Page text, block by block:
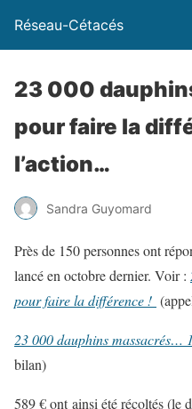
Réseau-Cétacés
23 000
pour faire la
l’action…
Sandra Guyomard
Près de 150 personnes ont
lancé en octobre dernier. Voir :
pour faire la différence !
23 000 dauphins massacrés…
bilan)
589 € ont ainsi été récoltés (le